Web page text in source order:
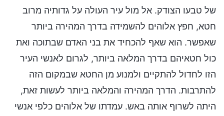
של טבעו הצודק. אל מול עיר העולה על גדותיה מרוב
חטא, חפץ אלוהים להשמידה בדרך המהירה ביותר
שאפשר. הוא שאף להכחיד את בני האדם שבתוכה ואת
כול חטאיהם בדרך המלאה ביותר, לגרום לאנשי העיר
הזו לחדול להתקיים ולמנוע מן החטא שבמקום הזה
להתרבות. הדרך המהירה והמלאה ביותר לעשות זאת,
היתה לשרוף אותה באש. עמדתו של אלוהים כלפי אנשי